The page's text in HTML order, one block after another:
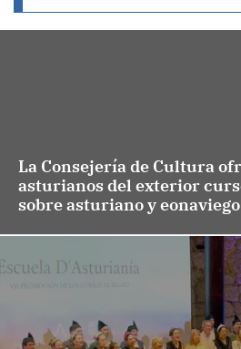
La Consejería de Cultura
asturianos del exterior
sobre asturiano y eonaviego